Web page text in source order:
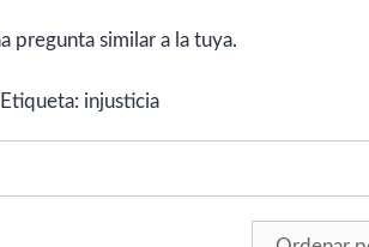
pregunta similar a la tuya.
Etiqueta: injusticia